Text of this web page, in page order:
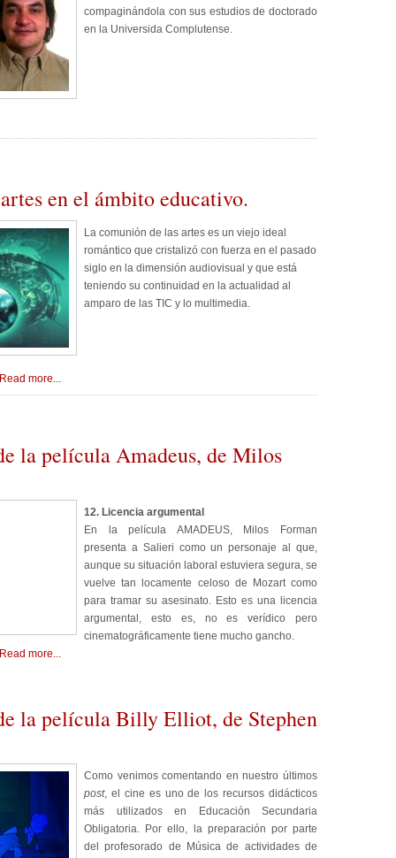
compaginándola con sus estudios de doctorado
en la Universida Complutense.
en el ámbito educativo.
La comunión de las artes es un viejo ideal
romántico que cristalizó con fuerza en el pasado
siglo en la dimensión audiovisual y que está
teniendo su continuidad en la actualidad al
amparo de las TIC y lo multimedia.
Read more...
la película Amadeus, de Milos
12. Licencia argumental
En la película AMADEUS, Milos Forman
presenta a Salieri como un personaje al que,
aunque su situación laboral estuviera segura, se
vuelve tan locamente celoso de Mozart como
para tramar su asesinato. Esto es una licencia
argumental, esto es, no es verídico pero
cinematográficamente tiene mucho gancho.
Read more...
la película Billy Elliot, de Stephen
Como venimos comentando en nuestro últimos
post, el cine es uno de los recursos didácticos
más utilizados en Educación Secundaria
Obligatoria. Por ello, la preparación por parte
del profesorado de Música de actividades de